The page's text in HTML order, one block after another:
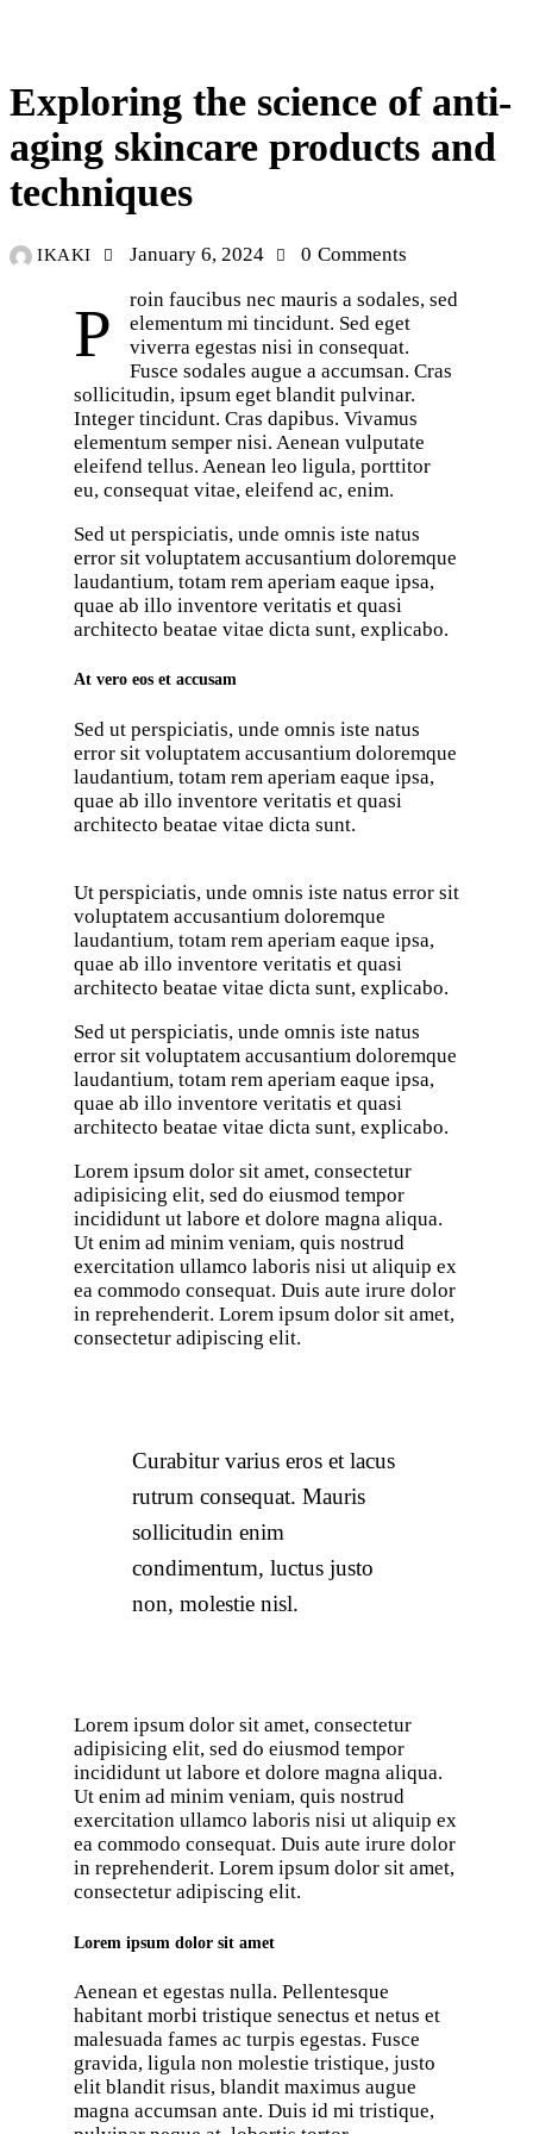
Exploring the science of anti-
aging skincare products and
techniques
IKAKI January 6, 2024 0 Comments
P
roin faucibus nec mauris a sodales, sed
elementum mi tincidunt. Sed eget
viverra egestas nisi in consequat.
Fusce sodales augue a accumsan. Cras
sollicitudin, ipsum eget blandit pulvinar.
Integer tincidunt. Cras dapibus. Vivamus
elementum semper nisi. Aenean vulputate
eleifend tellus. Aenean leo ligula, porttitor
eu, consequat vitae, eleifend ac, enim.
Sed ut perspiciatis, unde omnis iste natus
error sit voluptatem accusantium doloremque
laudantium, totam rem aperiam eaque ipsa,
quae ab illo inventore veritatis et quasi
architecto beatae vitae dicta sunt, explicabo.
At vero eos et accusam
Sed ut perspiciatis, unde omnis iste natus
error sit voluptatem accusantium doloremque
laudantium, totam rem aperiam eaque ipsa,
quae ab illo inventore veritatis et quasi
architecto beatae vitae dicta sunt.
Ut perspiciatis, unde omnis iste natus error sit
voluptatem accusantium doloremque
laudantium, totam rem aperiam eaque ipsa,
quae ab illo inventore veritatis et quasi
architecto beatae vitae dicta sunt, explicabo.
Sed ut perspiciatis, unde omnis iste natus
error sit voluptatem accusantium doloremque
laudantium, totam rem aperiam eaque ipsa,
quae ab illo inventore veritatis et quasi
architecto beatae vitae dicta sunt, explicabo.
Lorem ipsum dolor sit amet, consectetur
adipisicing elit, sed do eiusmod tempor
incididunt ut labore et dolore magna aliqua.
Ut enim ad minim veniam, quis nostrud
exercitation ullamco laboris nisi ut aliquip ex
ea commodo consequat. Duis aute irure dolor
in reprehenderit. Lorem ipsum dolor sit amet,
consectetur adipiscing elit.
Curabitur varius eros et lacus
rutrum consequat. Mauris
sollicitudin enim
condimentum, luctus justo
non, molestie nisl.
Lorem ipsum dolor sit amet, consectetur
adipisicing elit, sed do eiusmod tempor
incididunt ut labore et dolore magna aliqua.
Ut enim ad minim veniam, quis nostrud
exercitation ullamco laboris nisi ut aliquip ex
ea commodo consequat. Duis aute irure dolor
in reprehenderit. Lorem ipsum dolor sit amet,
consectetur adipiscing elit.
Lorem ipsum dolor sit amet
Aenean et egestas nulla. Pellentesque
habitant morbi tristique senectus et netus et
malesuada fames ac turpis egestas. Fusce
gravida, ligula non molestie tristique, justo
elit blandit risus, blandit maximus augue
magna accumsan ante. Duis id mi tristique,